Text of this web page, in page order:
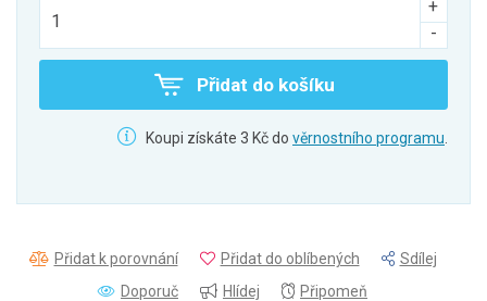
Přidat do košíku
Koupi získáte 3 Kč do věrnostního programu
Přidat k porovnání Přidat do oblíbených
Sdílej
Doporuč
Hlídej Připomeň